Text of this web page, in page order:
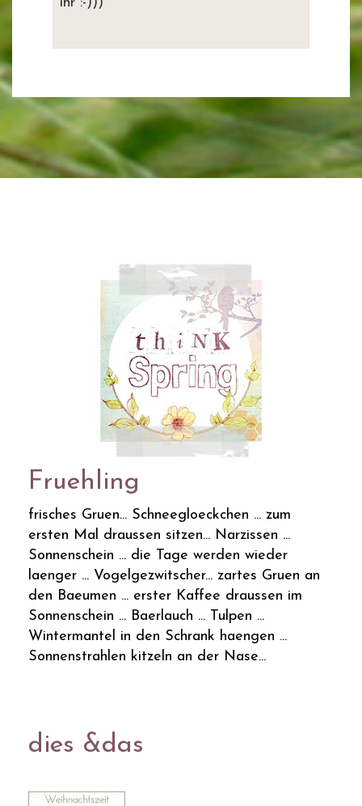
Fruehling
frisches Gruen... Schneegloeckchen ... zum
ersten Mal draussen sitzen... Narzissen ...
Sonnenschein ... die Tage werden wieder
laenger ... Vogelgezwitscher... zartes Gruen an
den Baeumen ... erster Kaffee draussen im
Sonnenschein ... Baerlauch ... Tulpen ...
Wintermantel in den Schrank haengen ...
Sonnenstrahlen kitzeln an der Nase...
dies &das